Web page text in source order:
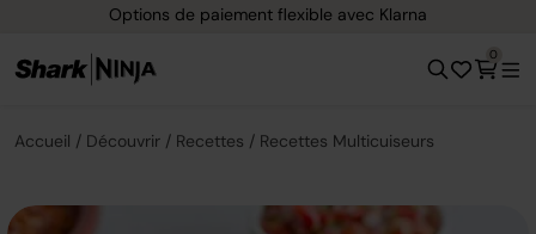
Options de paiement flexible avec Klarna
0
Accueil Découvrir Recettes Recettes Multicuiseurs